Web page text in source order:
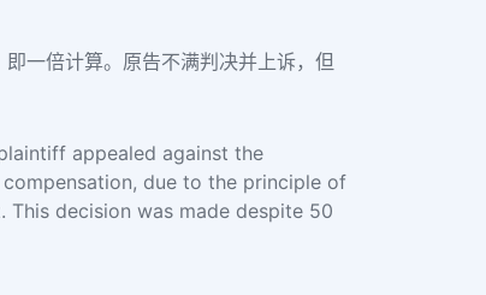
一倍计算。原告不满判决并上诉，但
appealed against the
due to the principle of
decision was made despite 50